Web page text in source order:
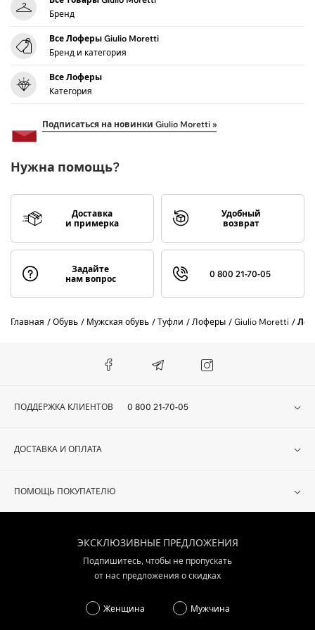
Бренд
Все Лоферы Giulio Moretti
Бренд и категория
Все Лоферы
Категория
Подписаться на новинки Giulio Moretti »
Нужна помощь?
Доставка
и примерка
Удобный
возврат
Задайте
нам вопрос
0 800 21-70-05
Главная Обувь Мужская обувь Туфли Лоферы Giulio Moretti
ПОДДЕРЖКА КЛИЕНТОВ 0 800 21-70-05
ДОСТАВКА И ОПЛАТА
ПОМОЩЬ ПОКУПАТЕЛЮ
ЭКСКЛЮЗИВНЫЕ ПРЕДЛОЖЕНИЯ
Подпишитесь, чтобы не пропускать
от нас предложения о скидках
Женщина Мужчина